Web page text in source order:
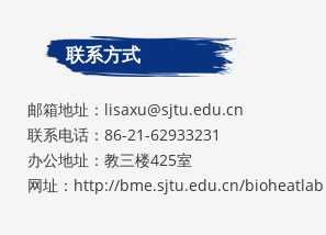
联系方式
邮箱地址：lisaxu@sjtu.edu.cn
联系电话：86-21-62933231
办公地址：教三楼425室
网址：http://bme.sjtu.edu.cn/bioheatlab